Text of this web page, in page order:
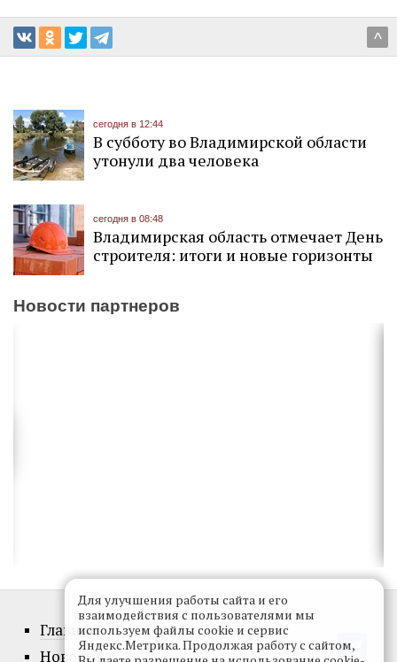
^
сегодня в 12:44
В субботу во Владимирской области
утонули два человека
сегодня в 08:48
Владимирская область отмечает День
строителя: итоги и новые горизонты
Новости партнеров
Главное
Новости
Для улучшения работы сайта и его
взаимодействия с пользователями мы
используем файлы cookie и сервис
Яндекс.Метрика. Продолжая работу с сайтом,